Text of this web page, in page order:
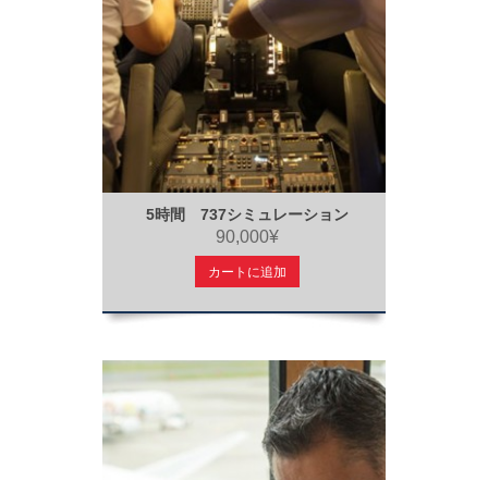
5時間 737シミュレーション
90,000¥
カートに追加